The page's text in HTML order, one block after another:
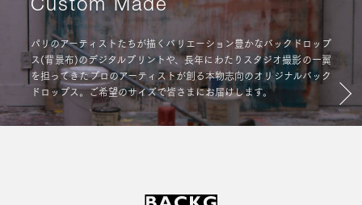
Custom Made
パリのアーティストたちが描くバリエーション豊かなバックドロップ
ス(背景布)のデジタルプリントや、長年にわたりスタジオ撮影の一翼
を担ってきたプロのアーティストが創る本物志向のオリジナルバック
ドロップス。ご希望のサイズで皆さまにお届けします。